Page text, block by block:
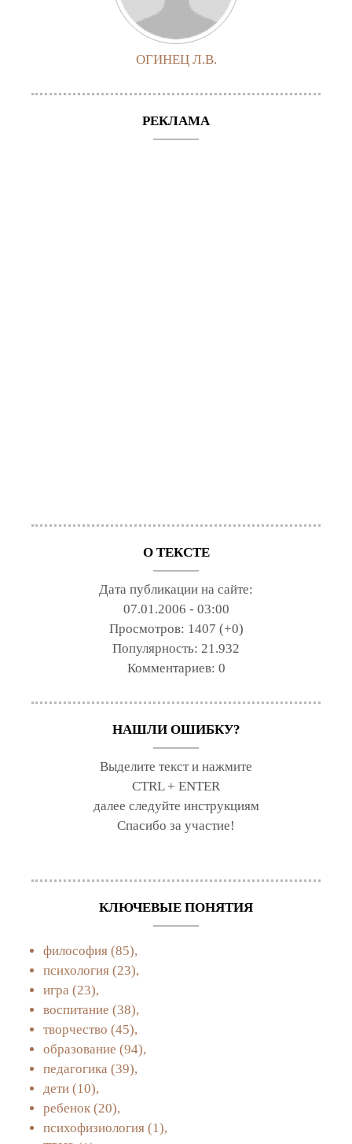
ОГИНЕЦ Л.В.
РЕКЛАМА
О ТЕКСТЕ
Дата публикации на сайте:
07.01.2006 - 03:00
Просмотров: 1407 (+0)
Популярность: 21.932
Комментариев: 0
НАШЛИ ОШИБКУ?
Выделите текст и нажмите
CTRL + ENTER
далее следуйте инструкциям
Спасибо за участие!
КЛЮЧЕВЫЕ ПОНЯТИЯ
философия (85),
психология (23),
игра (23),
воспитание (38),
творчество (45),
образование (94),
педагогика (39),
дети (10),
ребенок (20),
психофизиология (1),